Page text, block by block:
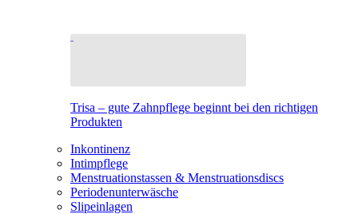
Trisa – gute Zahnpflege beginnt bei den richtigen
Produkten
Inkontinenz
Intimpflege
Menstruationstassen & Menstruationsdiscs
Periodenunterwäsche
Slipeinlagen